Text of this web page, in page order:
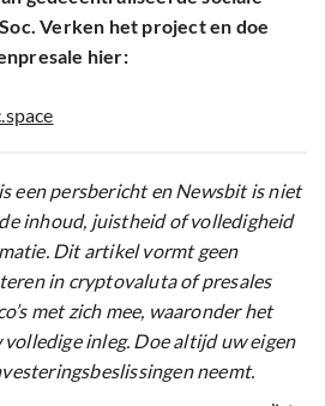
Verken het project en doe
hier:
een persbericht en Newsbit is niet
inhoud, juistheid of volledigheid
Dit artikel vormt geen
in cryptovaluta of presales
met zich mee, waaronder het
inleg. Doe altijd uw eigen
neemt.